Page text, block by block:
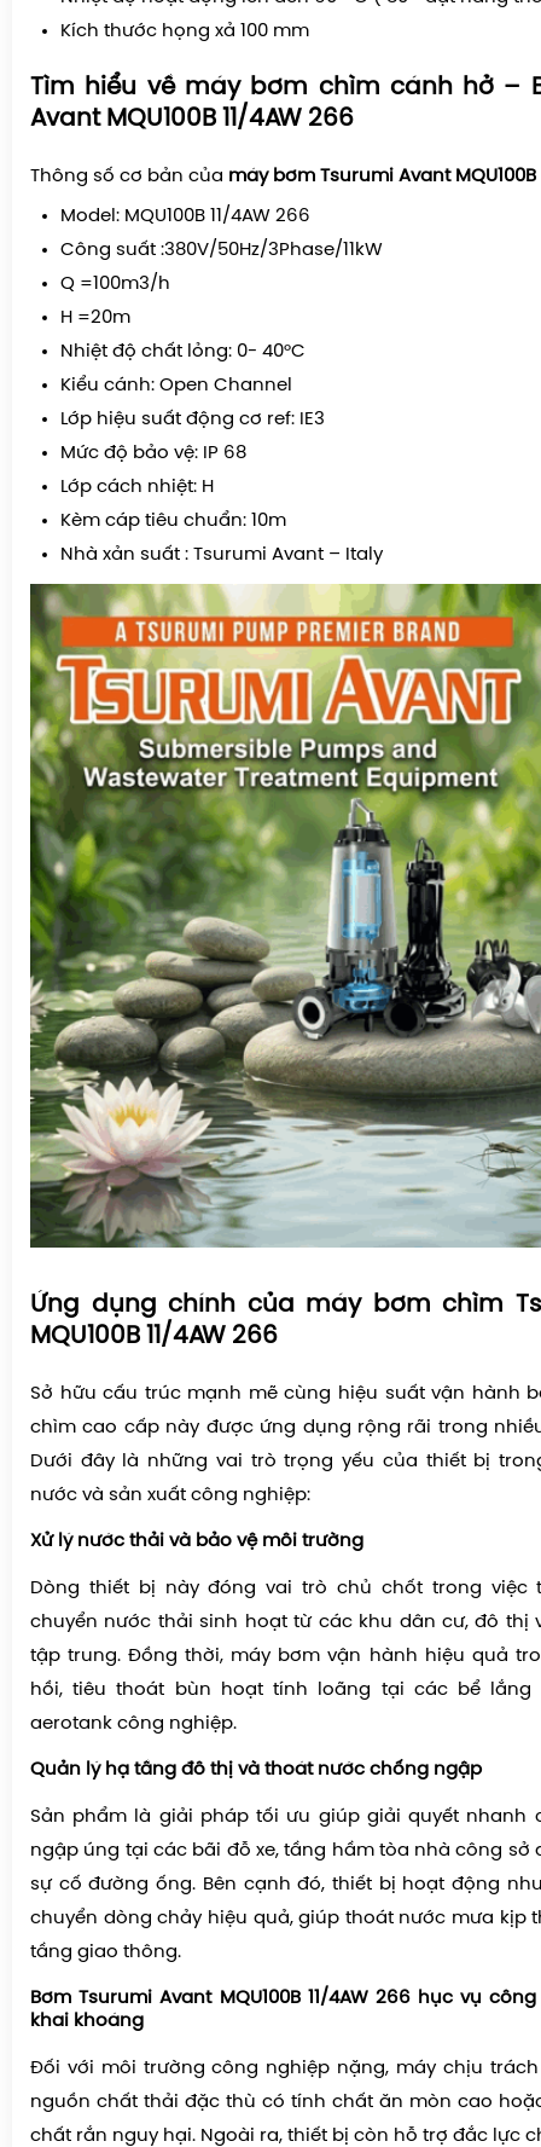
Kích thước họng xả 100 mm
Tìm hiểu về máy bơm chìm cánh hở –
Avant MQU100B 11/4AW 266
Thông số cơ bản của máy bơm Tsurumi Avant MQU100B
Model: MQU100B 11/4AW 266
Công suất :380V/50Hz/3Phase/11kW
Q =100m3/h
H =20m
Nhiệt độ chất lỏng: 0- 40°C
Kiểu cánh: Open Channel
Lớp hiệu suất động cơ ref: IE3
Mức độ bảo vệ: IP 68
Lớp cách nhiệt: H
Kèm cáp tiêu chuẩn: 10m
Nhà xản suất : Tsurumi Avant – Italy
Ứng dụng chính của máy bơm chìm
MQU100B 11/4AW 266
Sở hữu cấu trúc mạnh mẽ cùng hiệu suất vận hành
chìm cao cấp này được ứng dụng rộng rãi trong
Dưới đây là những vai trò trọng yếu của thiết bị
nước và sản xuất công nghiệp:
Xử lý nước thải và bảo vệ môi trường
Dòng thiết bị này đóng vai trò chủ chốt trong việc
chuyển nước thải sinh hoạt từ các khu dân cư, đô thị
tập trung. Đồng thời, máy bơm vận hành hiệu quả
hồi, tiêu thoát bùn hoạt tính loãng tại các bể lắng
aerotank công nghiệp.
Quản lý hạ tầng đô thị và thoát nước chống ngập
Sản phẩm là giải pháp tối ưu giúp giải quyết nhanh
ngập úng tại các bãi đỗ xe, tầng hầm tòa nhà công sở
sự cố đường ống. Bên cạnh đó, thiết bị hoạt động
chuyển dòng chảy hiệu quả, giúp thoát nước mưa kịp
tầng giao thông.
Bơm Tsurumi Avant MQU100B 11/4AW 266 hục vụ
khai khoáng
Đối với môi trường công nghiệp nặng, máy chịu
nguồn chất thải đặc thù có tính chất ăn mòn cao
chất rắn nguy hại. Ngoài ra, thiết bị còn hỗ trợ đắc lực